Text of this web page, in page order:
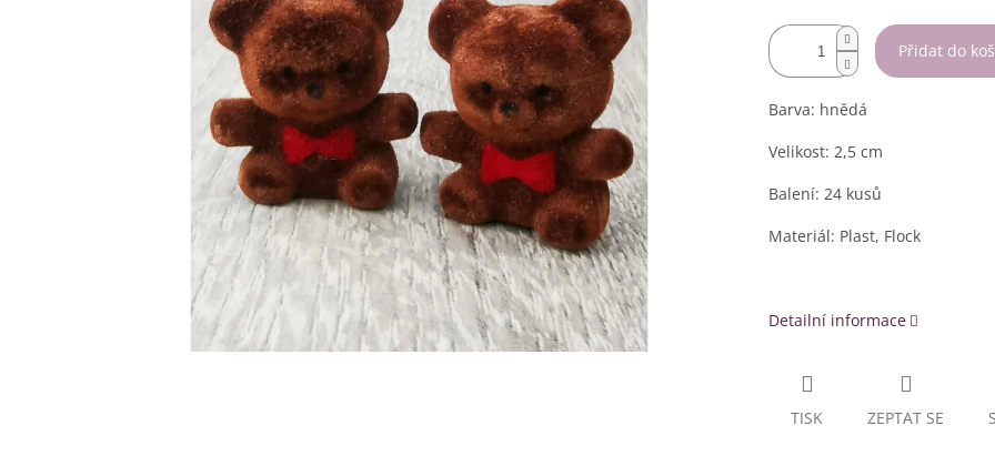
Přidat do
Barva: hnědá
Velikost: 2,5 cm
Balení: 24 kusů
Materiál: Plast, Flock
Detailní informace
TISK ZEPTAT SE